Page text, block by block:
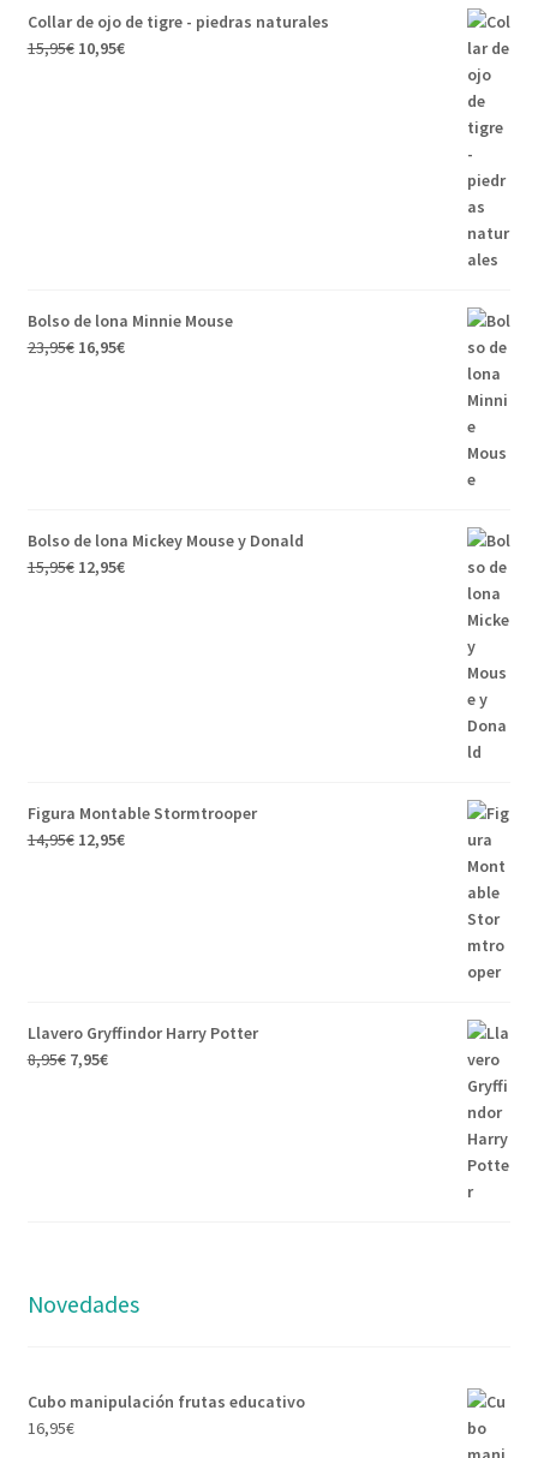
Collar de ojo de tigre - piedras naturales
15,95€ 10,95€
Bolso de lona Minnie Mouse
23,95€ 16,95€
Bolso de lona Mickey Mouse y Donald
15,95€ 12,95€
Figura Montable Stormtrooper
14,95€ 12,95€
Llavero Gryffindor Harry Potter
8,95€ 7,95€
Novedades
Cubo manipulación frutas educativo
16,95€